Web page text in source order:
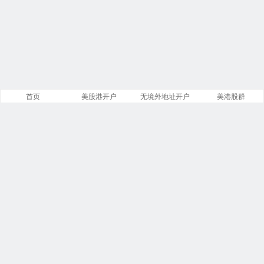
首页 美股港开户 无境外地址开户 美港股群